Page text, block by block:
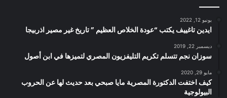
يونيو 12, 2022
ايدين تاغييف يكتب “عودة الخلاص العظيم ” تاريخ غير مصير اذربيجا
ديسمبر 22, 2019
سوزان نجم تتسلم تكريم التليفزيون المصري لتميزها في ابن أصول
مايو 29, 2020
كيف اختفت الدكتورة المصرية مايا صبحي بعد حديث لها عن الحروب
البيولوجية